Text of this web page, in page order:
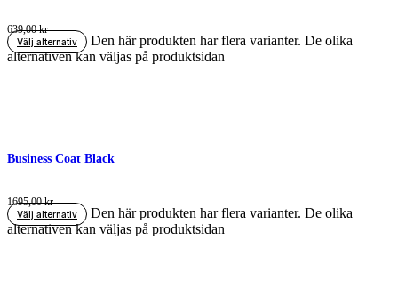
639,00kr
Välj alternativ
Den här produkten har flera varianter. De olika
alternativen kan väljas på produktsidan
Business Coat Black
1695,00kr
Välj alternativ
Den här produkten har flera varianter. De olika
alternativen kan väljas på produktsidan